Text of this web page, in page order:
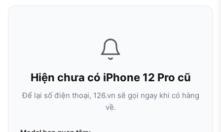
Hiện chưa có iPhone 12 Pro cũ
Để lại số điện thoại, 126.vn sẽ gọi ngay khi có hàng
về.